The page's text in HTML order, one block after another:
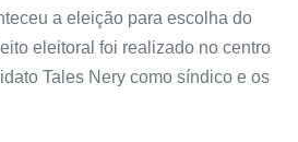
a eleição para escolha do
eleitoral foi realizado no centro
Tales Nery como síndico e os